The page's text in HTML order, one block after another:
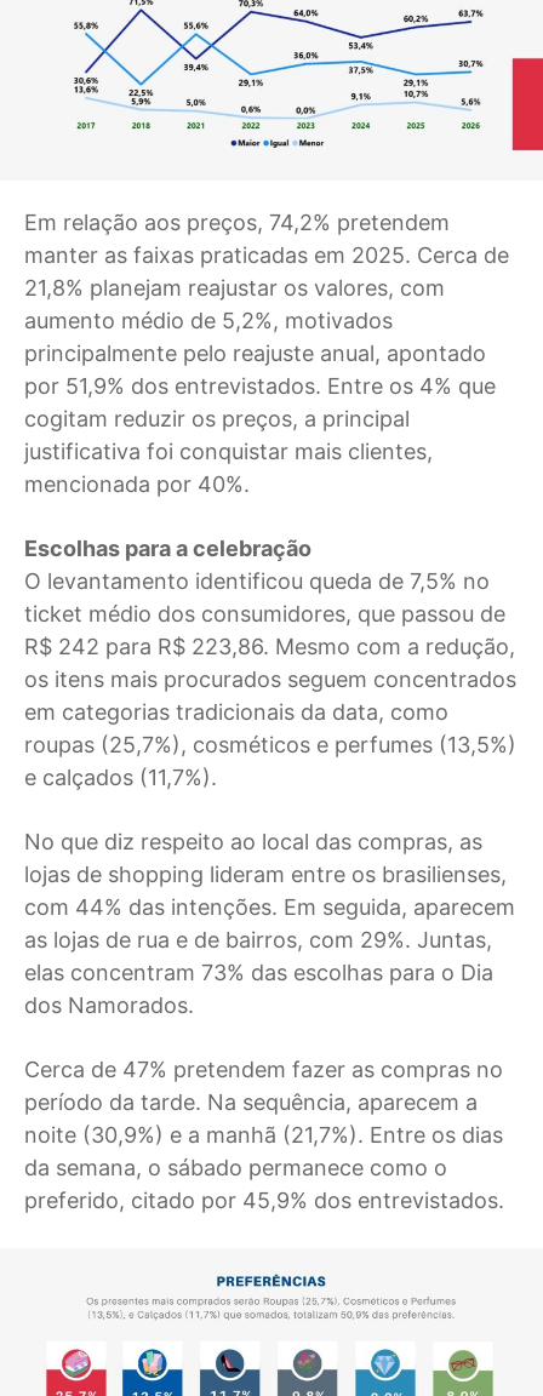
Em relação aos preços, 74,2% pretendem
manter as faixas praticadas em 2025. Cerca de
21,8% planejam reajustar os valores, com
aumento médio de 5,2%, motivados
principalmente pelo reajuste anual, apontado
por 51,9% dos entrevistados. Entre os 4% que
cogitam reduzir os preços, a principal
justificativa foi conquistar mais clientes,
mencionada por 40%.
Escolhas para a celebração
O levantamento identificou queda de 7,5% no
ticket médio dos consumidores, que passou de
R$ 242 para R$ 223,86. Mesmo com a redução,
os itens mais procurados seguem concentrados
em categorias tradicionais da data, como
roupas (25,7%), cosméticos e perfumes (13,5%)
e calçados (11,7%).
No que diz respeito ao local das compras, as
lojas de shopping lideram entre os brasilienses,
com 44% das intenções. Em seguida, aparecem
as lojas de rua e de bairros, com 29%. Juntas,
elas concentram 73% das escolhas para o Dia
dos Namorados.
Cerca de 47% pretendem fazer as compras no
período da tarde. Na sequência, aparecem a
noite (30,9%) e a manhã (21,7%). Entre os dias
da semana, o sábado permanece como o
preferido, citado por 45,9% dos entrevistados.